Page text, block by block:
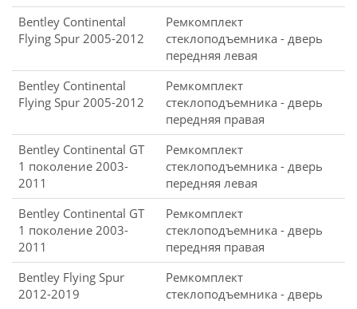
Bentley Continental
Flying Spur 2005-2012
Ремкомплект
стеклоподъемника - дверь
передняя левая
Bentley Continental
Flying Spur 2005-2012
Ремкомплект
стеклоподъемника - дверь
передняя правая
Bentley Continental GT
1 поколение 2003-
2011
Ремкомплект
стеклоподъемника - дверь
передняя левая
Bentley Continental GT
1 поколение 2003-
2011
Ремкомплект
стеклоподъемника - дверь
передняя правая
Bentley Flying Spur
2012-2019
Ремкомплект
стеклоподъемника - дверь